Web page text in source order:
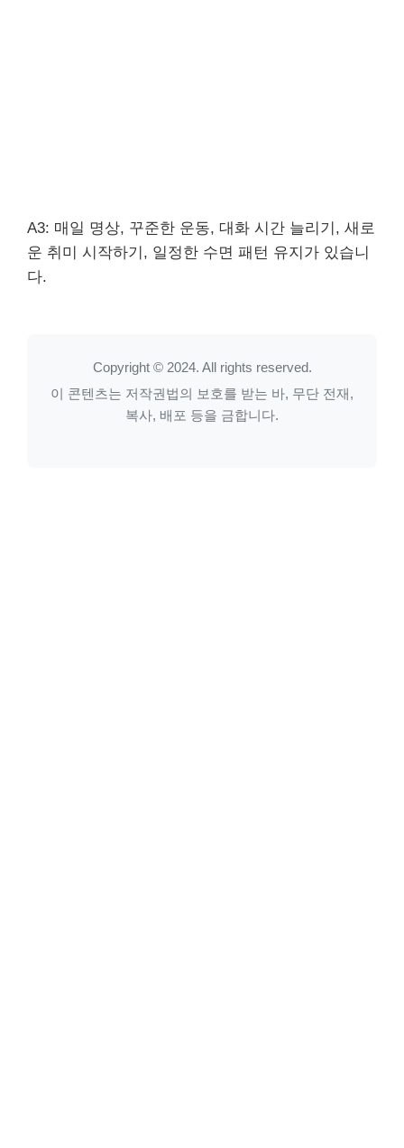
A3: 매일 명상, 꾸준한 운동, 대화 시간 늘리기, 새로
운 취미 시작하기, 일정한 수면 패턴 유지가 있습니
다.
Copyright © 2024. All rights reserved.
이 콘텐츠는 저작권법의 보호를 받는 바, 무단 전재,
복사, 배포 등을 금합니다.